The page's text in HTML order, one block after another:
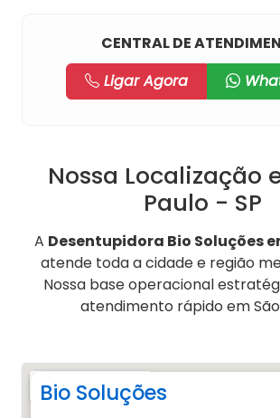
CENTRAL DE
Ligar Agora
Nossa Localização
Paulo - SP
A Desentupidora Bio Soluções
atende toda a cidade e região
Nossa base operacional
atendimento rápido em São
Bio Soluções